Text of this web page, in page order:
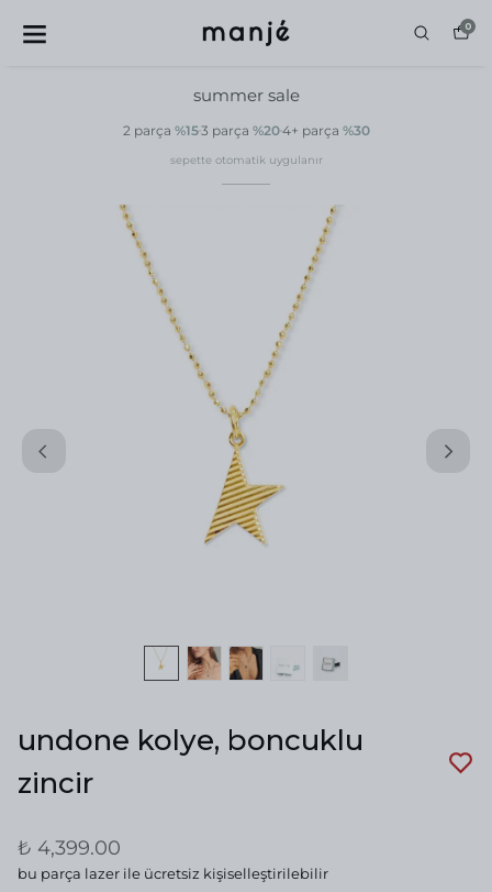
0
summer sale
2 parça %153 parça %204+ parça %30
sepette otomatik uygulanır
undone kolye, boncuklu
zincir
₺ 4,399.00
bu parça lazer ile ücretsiz kişiselleştirilebilir